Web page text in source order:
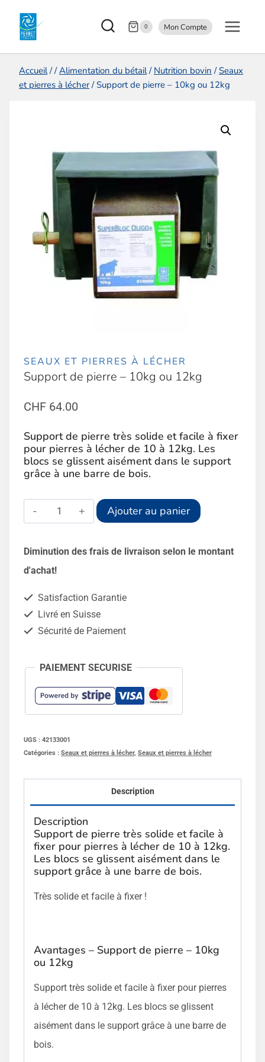
0 Mon Compte
Accueil / / Alimentation du bétail / Nutrition bovin / Seaux
et pierres à lécher / Support de pierre – 10kg ou 12kg
SEAUX ET PIERRES À LÉCHER
Support de pierre – 10kg ou 12kg
CHF 64.00
Support de pierre très solide et facile à fixer
pour pierres à lécher de 10 à 12kg. Les
blocs se glissent aisément dans le support
grâce à une barre de bois.
quantité
de
Support
de
-
Ajouter au panier
Diminution des frais de livraison selon le montant
d'achat!
Satisfaction Garantie
Livré en Suisse
Sécurité de Paiement
PAIEMENT SECURISE
UGS : 42133001
Catégories : Seaux et pierres à lécher, Seaux et pierres à lécher
Description
Description
Support de pierre très solide et facile à
fixer pour pierres à lécher de 10 à 12kg.
Les blocs se glissent aisément dans le
support grâce à une barre de bois.
Très solide et facile à fixer !
Avantages – Support de pierre – 10kg
ou 12kg
Support très solide et facile à fixer pour pierres
à lécher de 10 à 12kg. Les blocs se glissent
aisément dans le support grâce à une barre de
bois.